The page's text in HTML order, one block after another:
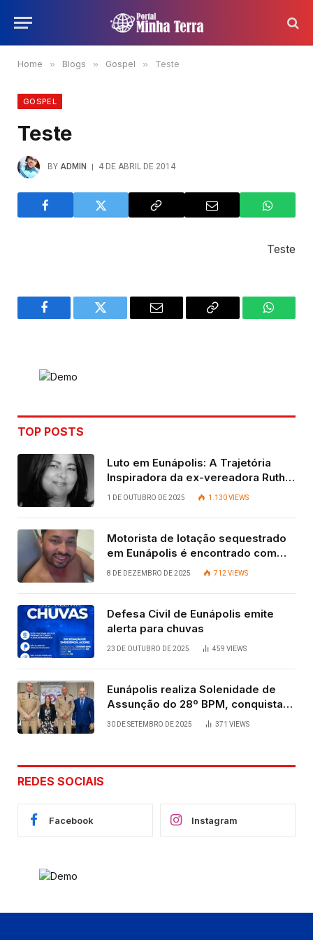
Home » Blogs » Gospel » Teste
GOSPEL
Teste
BY ADMIN 4 DE ABRIL DE 2014
Teste
Facebook Twitter Email
Copy
TOP POSTS
Luto em Eunápolis: A Trajetória
Inspiradora da ex-vereadora Ruth
Contadora
1 DE OUTUBRO DE 2025 1.130VIEWS
Motorista de lotação sequestrado
em Eunápolis é encontrado com
vida após quatro dias.
8 DE DEZEMBRO DE 2025 712 VIEWS
Defesa Civil de Eunápolis emite
alerta para chuvas
23 DE OUTUBRO DE 2025 459 VIEWS
Eunápolis realiza Solenidade de
Assunção do 28º BPM, conquista
viabilizada por articulação política
30 DE SETEMBRO DE 2025 371 VIEWS
REDES SOCIAIS
Facebook Instagram